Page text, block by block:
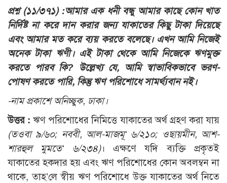
প্রশ্ন (১১/৩৭১) :আমার এক ধনী বন্ধু আমার কাছে কোন খাত
নির্দিষ্ট না করে দান করার জন্য যাকাতের কিছু টাকা দিয়েছে
এবং আমার মত করে ব্যয় করতে বলেছে। এখন আমি নিজেই
অনেক টাকা ঋণী। এই টাকা থেকে আমি নিজেকে ঋণমুক্ত
করতে পারব কি? উল্লেখ্য যে, আমি স্বাভাবিকভাবে ভরণ-
পোষণ করতে পারি, কিন্তু ঋণ পরিশোধে সামর্থ্যবান নই।
-নাম প্রকাশে অনিচ্ছুক, ঢাকা।
উত্তর :ঋণ পরিশোধের নিমিত্তে যাকাতের অর্থ গ্রহণ করা যায়
(তওবা ৯/৬০; নববী, আল-মাজমূ‘ ৬/২১০; ওছায়মীন, আশ-
শারহুল মুমতে‘ ৬/২৩৪)। এক্ষণে যদি ব্যক্তি প্রকৃতই
যাকাতের হকদার হয় এবং ঋণ পরিশোধের কোন অবলম্বন না
থাকে, তাহ’লে স্বীয় ঋণ পরিশোধে উক্ত যাকাতের অর্থ নিতে